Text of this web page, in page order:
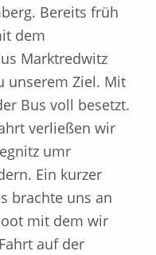
Bereits früh
dem
Marktredwitz
unserem Ziel. Mit
Bus voll besetzt.
verließen wir
umr
Ein kurzer
brachte uns an
mit dem wir
auf der